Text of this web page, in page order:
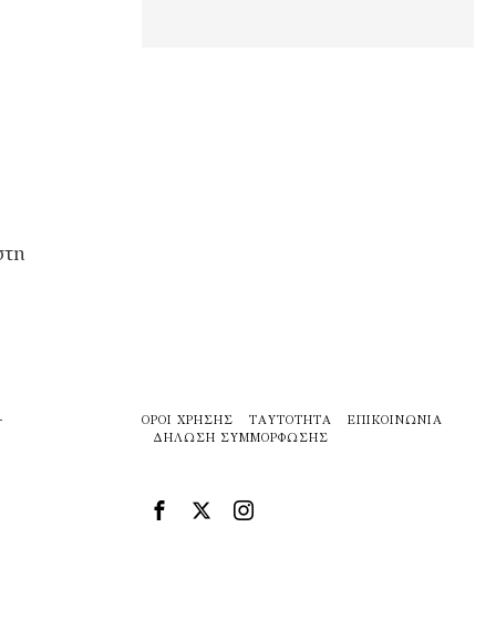
ΌΡΟΙ ΧΡΉΣΗΣ ΤΑΥΤΌΤΗΤΑ
ΕΠΙΚΟΙΝΩΝΊΑ
ΔΉΛΩΣΗ ΣΥΜΜΌΡΦΩΣΗΣ